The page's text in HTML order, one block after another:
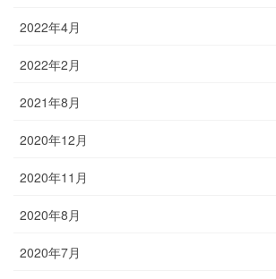
2022年4月
2022年2月
2021年8月
2020年12月
2020年11月
2020年8月
2020年7月